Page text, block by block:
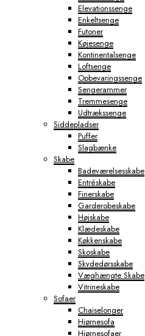
Elevationssenge
Enkeltsenge
Futoner
Køjesenge
Kontinentalsenge
Loftsenge
Opbevaringssenge
Sengerammer
Tremmesenge
Udtrækssenge
Siddepladser
Puffer
Slagbænke
Skabe
Badeværelsesskabe
Entréskabe
Finerskabe
Garderobeskabe
Højskabe
Klædeskabe
Køkkenskabe
Skoskabe
Skydedørsskabe
Væghængte Skabe
Vitrineskabe
Sofaer
Chaiselonger
Hjørnesofa
Hjørnesofaer